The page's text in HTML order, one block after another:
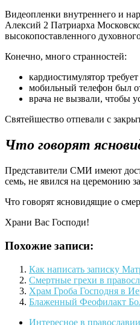
Видеопленки внутреннего и
Алексий 2 Патриарха
высокопоставленного
Конечно, много странностей:
кардиостимулятор
мобильный телефон был
врача не вызвали, чтобы
Святейшество отпевали с
Что говорят
Представители СМИ имеют
семь, не явился на церемонию
Что говорят ясновидящие о
Храни Вас Господи!
Похожие записи:
Как написать записку
Смертные грехи в
Храм Гроба Господня в
Блаженный Феофилакт
Интересное в православии